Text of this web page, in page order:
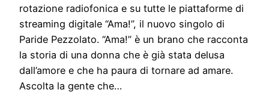
rotazione radiofonica e su tutte le piattaforme di
streaming digitale “Ama!”, il nuovo singolo di
Paride Pezzolato. “Ama!” è un brano che racconta
la storia di una donna che è già stata delusa
dall’amore e che ha paura di tornare ad amare.
Ascolta la gente che…